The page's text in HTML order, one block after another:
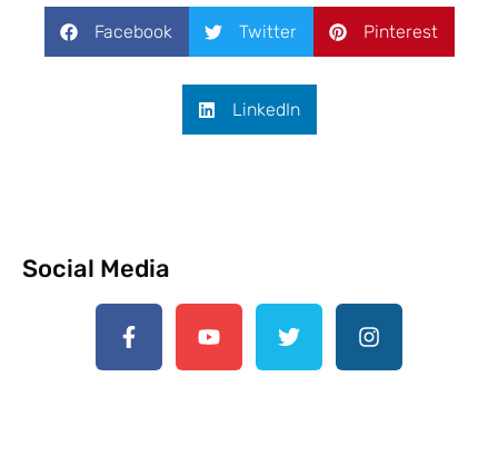
Facebook Twitter Pinterest
LinkedIn
Social Media